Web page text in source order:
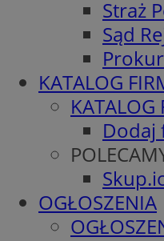
Straż
Sąd
KATALOG
KATALOG
Dodaj
OGŁOSZENIA